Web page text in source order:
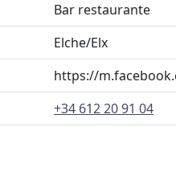
Bar restaurante
Elche/Elx
https://
+34 612 20 91 04